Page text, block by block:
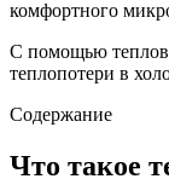
C помощью
теплопотери в
Содержание
Что такое